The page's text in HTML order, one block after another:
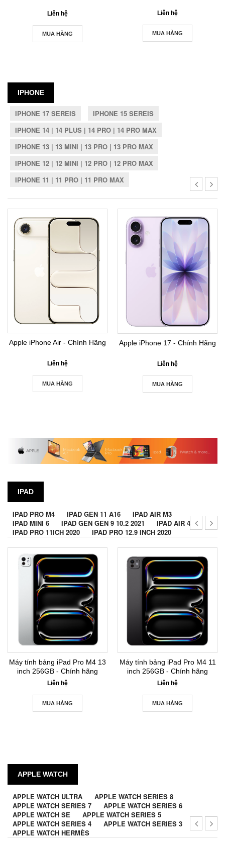
Liên hệ
MUA HÀNG
Liên hệ
MUA HÀNG
IPHONE
IPHONE 17 SEREIS
IPHONE 15 SEREIS
IPHONE 14 | 14 PLUS | 14 PRO | 14 PRO MAX
IPHONE 13 | 13 MINI | 13 PRO | 13 PRO MAX
IPHONE 12 | 12 MINI | 12 PRO | 12 PRO MAX
IPHONE 11 | 11 PRO | 11 PRO MAX
Apple iPhone Air - Chính Hãng
Liên hệ
MUA HÀNG
Apple iPhone 17 - Chính Hãng
Liên hệ
MUA HÀNG
IPAD
IPAD PRO M4 IPAD GEN 11 A16
IPAD AIR M3
IPAD MINI 6
IPAD GEN GEN 9 10.2 2021
IPAD AIR 4
IPAD PRO 11ICH 2020
IPAD PRO 12.9 INCH 2020
Máy tính bảng iPad Pro M4 13
inch 256GB - Chính hãng
Liên hệ
MUA HÀNG
Máy tính bảng iPad Pro M4 11
inch 256GB - Chính hãng
Liên hệ
MUA HÀNG
APPLE WATCH
APPLE WATCH ULTRA
APPLE WATCH SERIES 8
APPLE WATCH SERIES 7
APPLE WATCH SERIES 6
APPLE WATCH SE
APPLE WATCH SERIES 5
APPLE WATCH SERIES 4
APPLE WATCH SERIES 3
APPLE WATCH HERMÈS